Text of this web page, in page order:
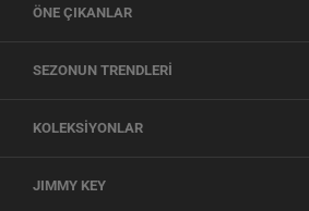
ÖNE ÇIKANLAR
SEZONUN TRENDLERİ
KOLEKSİYONLAR
JIMMY KEY